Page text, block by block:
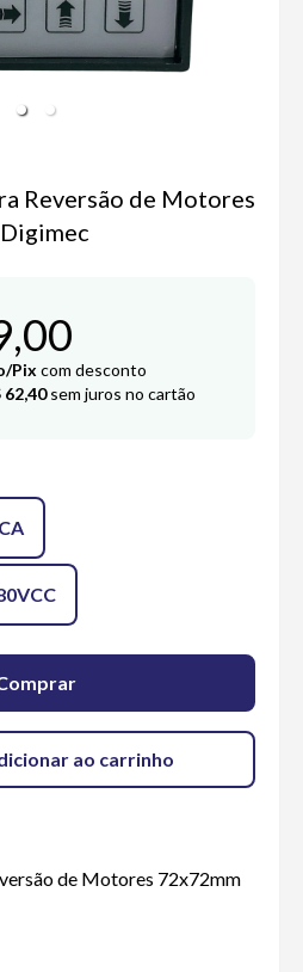
Reversão de Motores
Pix com desconto
62,40 sem juros no cartão
ao carrinho
de Motores 72x72mm